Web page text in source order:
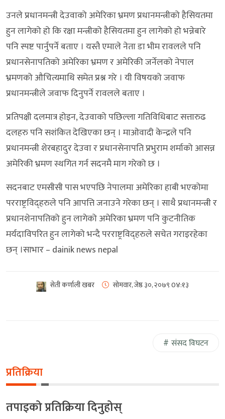
उनले प्रधानमन्त्री देउवाको अमेरिका भ्रमण प्रधानमन्त्रीको हैसियतमा
हुन लागेको हो कि रक्षा मन्त्रीको हैसियतमा हुन लागेको हो भन्नेबारे
पनि स्पष्ट पार्नुपर्ने बताए । यस्तै एमाले नेता डा भीम रावलले पनि
प्रधानसेनापतिको अमेरिका भ्रमण र अमेरिकी जर्नेलको नेपाल
भ्रमणको औचित्यमाथि समेत प्रश्न गरे । यी विषयको जवाफ
प्रधानमन्त्रीले जवाफ दिनुपर्ने रावलले बताए ।
प्रतिपक्षी दलमात्र होइन, देउवाको पछिल्ला गतिविधिबाट सत्तारुढ
दलहरु पनि सशंकित देखिएका छन् । माओवादी केन्द्रले पनि
प्रधानमन्त्री शेरबहादुर देउवा र प्रधानसेनापति प्रभुराम शर्माको आसन्न
अमेरिकी भ्रमण स्थगित गर्न सदनमै माग गरेको छ ।
सदनबाट एमसीसी पास भएपछि नेपालमा अमेरिका हाबी भएकोमा
परराष्ट्रविद्हरुले पनि आपत्ति जनाउने गरेका छन् । साथै प्रधानमन्त्री र
प्रधानशेनापतिको हुन लागेको अमेरिका भ्रमण पनि कुटनीतिक
मर्यदाविपरित हुन लागेको भन्दै परराष्ट्रविद्हरुले सचेत गराइरहेका
छन् ।साभार – dainik news nepal
सेती कर्णाली खबर सोमवार, जेष्ठ ३०, २०७९0४:१३
संसद विघटन
प्रतिक्रिया
तपाइको प्रतिक्रिया दिनुहोस्